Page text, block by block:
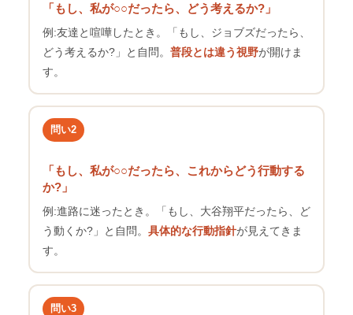
「もし、私が○○だったら、どう考えるか?」
例:友達と喧嘩したとき。「もし、ジョブズだったら、
どう考えるか?」と自問。 普段とは違う視野が開けま
す。
問い2
「もし、私が○○だったら、これからどう行動する
か?」
例:進路に迷ったとき。「もし、大谷翔平だったら、ど
う動くか?」と自問。 具体的な行動指針が見えてきま
す。
問い3